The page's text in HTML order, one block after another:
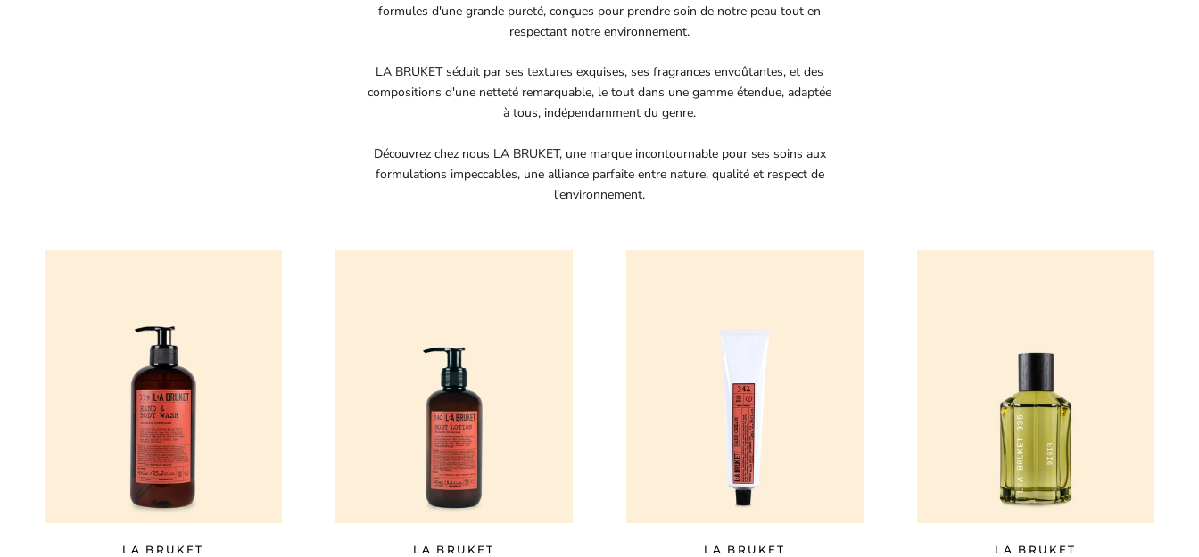
formules d'une grande pureté, conçues pour prendre soin de notre peau tout en
respectant notre environnement.
LA BRUKET séduit par ses textures exquises, ses fragrances envoûtantes, et des
compositions d'une netteté remarquable, le tout dans une gamme étendue, adaptée
à tous, indépendamment du genre.
Découvrez chez nous LA BRUKET, une marque incontournable pour ses soins aux
formulations impeccables, une alliance parfaite entre nature, qualité et respect de
l'environnement.
LA BRUKET
LA BRUKET
LA BRUKET
LA BRUKET